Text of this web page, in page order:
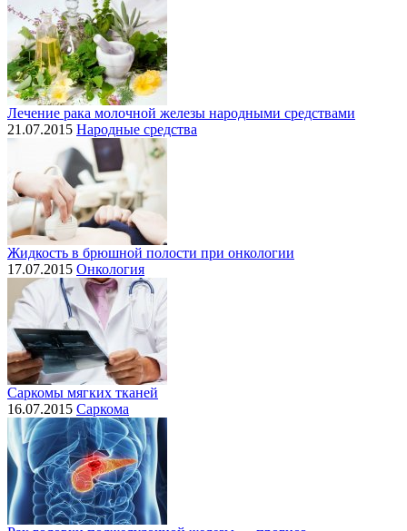
Лечение рака молочной железы народными средствами
21.07.2015 Народные средства
Жидкость в брюшной полости при онкологии
17.07.2015 Онкология
Саркомы мягких тканей
16.07.2015 Саркома